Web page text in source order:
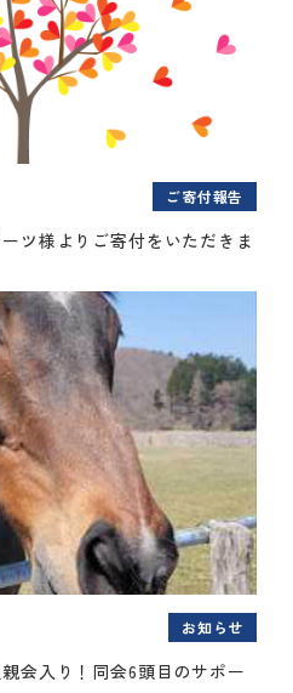
ご寄付報告
ツ様よりご寄付をいただきま
お知らせ
会入り！同会6頭目のサポー